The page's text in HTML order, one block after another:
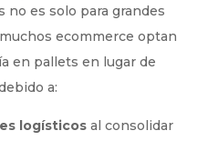
es solo para grandes
ecommerce optan
en pallets en lugar de
a:
logísticosal consolidar